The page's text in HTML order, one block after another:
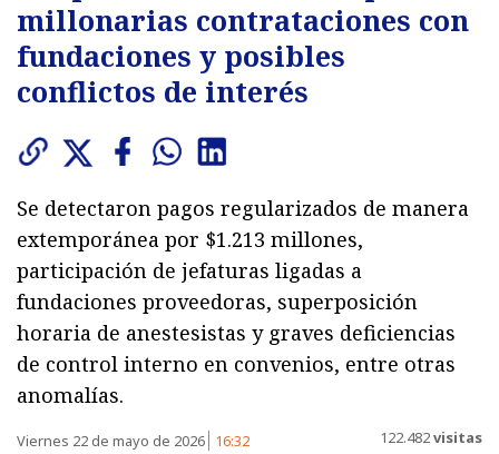
millonarias contrataciones con
fundaciones y posibles
conflictos de interés
Se detectaron pagos regularizados de manera
extemporánea por $1.213 millones,
participación de jefaturas ligadas a
fundaciones proveedoras, superposición
horaria de anestesistas y graves deficiencias
de control interno en convenios, entre otras
anomalías.
Viernes 22 de mayo de 2026 16:32 122.482visitas